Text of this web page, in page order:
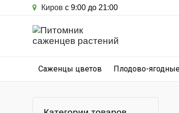
Киров с 9:00 до 21:00
Саженцы цветов Плодово-